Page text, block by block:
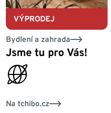
VÝPRODEJ
Bydlení a zahrada
Jsme tu pro Vás!
online_globe
Na tchibo.cz